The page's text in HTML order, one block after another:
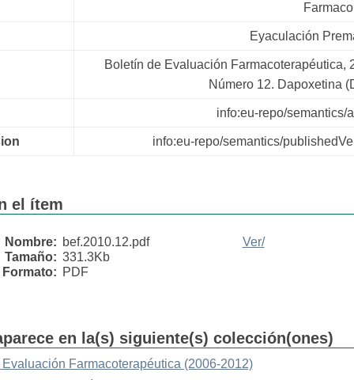
Eyaculación
Boletín de Evaluación Farmacoterapéutica,
Número 12. Dapoxetina
info:eu-repo/semantics/
info:eu-repo/semantics/
el ítem
Nombre: bef.2010.12.pdf
Tamaño: 331.3Kb
Formato: PDF
Ver/
en la(s) siguiente(s) colección(ones)
Farmacoterapéutica (2006-2012)